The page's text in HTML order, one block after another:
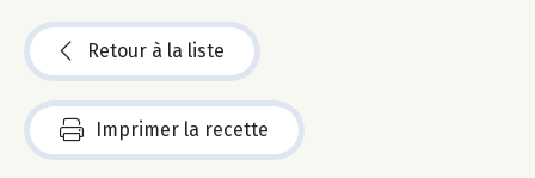
Retour à la liste
Imprimer la recette